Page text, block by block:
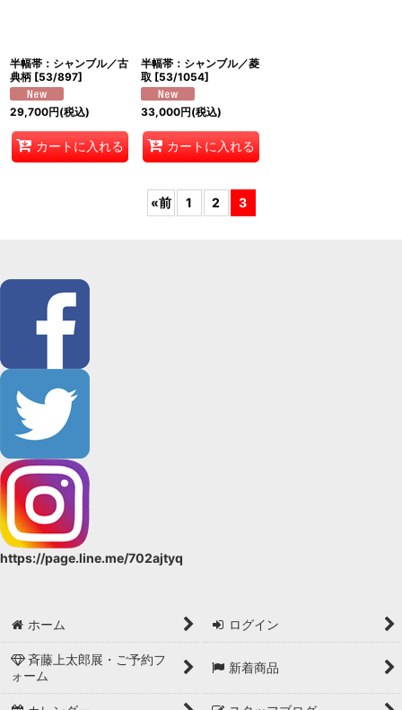
半幅帯：シャンブル／古
典柄 [53/897]
29,700円(税込)
カートに入れる
半幅帯：シャンブル／菱
取 [53/1054]
33,000円(税込)
カートに入れる
«前 1 2 3
https://page.line.me/702ajtyq
ホーム ログイン
斉藤上太郎展・ご予約フ
ォーム
新着商品